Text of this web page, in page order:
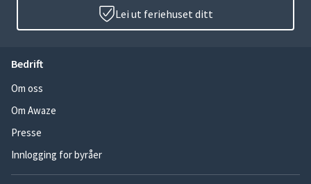
Lei ut feriehuset ditt
Bedrift
Om oss
Om Awaze
Presse
Innlogging for byråer